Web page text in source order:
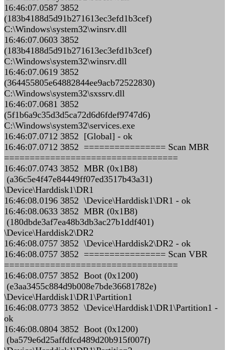
16:46:07.0587 3852
(183b4188d5d91b271613ec3efd1b3cef)
C:\Windows\system32\winsrv.dll
16:46:07.0603 3852
(183b4188d5d91b271613ec3efd1b3cef)
C:\Windows\system32\winsrv.dll
16:46:07.0619 3852
(364455805e64882844ee9acb72522830)
C:\Windows\system32\sxssrv.dll
16:46:07.0681 3852
(5f1b6a9c35d3d5ca72d6d6fdef9747d6)
C:\Windows\system32\services.exe
16:46:07.0712 3852 [Global] - ok
16:46:07.0712 3852 ================ Scan MBR
==================================
16:46:07.0743 3852 MBR (0x1B8)
(a36c5e4f47e84449ff07ed3517b43a31)
\Device\Harddisk1\DR1
16:46:08.0196 3852 \Device\Harddisk1\DR1 - ok
16:46:08.0633 3852 MBR (0x1B8)
(180dbde3af7ea48b3db3ac27b1ddf401)
\Device\Harddisk2\DR2
16:46:08.0757 3852 \Device\Harddisk2\DR2 - ok
16:46:08.0757 3852 ================ Scan VBR
==================================
16:46:08.0757 3852 Boot (0x1200)
(e3aa3455c884d9b008e7bde36681782e)
\Device\Harddisk1\DR1\Partition1
16:46:08.0773 3852 \Device\Harddisk1\DR1\Partition1 -
ok
16:46:08.0804 3852 Boot (0x1200)
(ba579e6d25affdfcd489d20b915f007f)